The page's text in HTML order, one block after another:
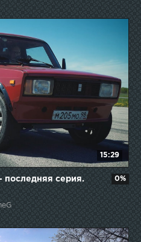
15:29
последняя серия. 0%